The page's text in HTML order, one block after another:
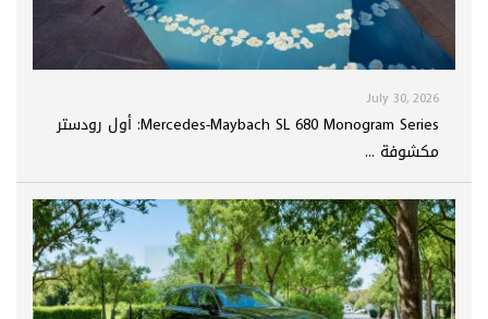
July 30, 2026
Mercedes-Maybach SL 680 Monogram Series: أول رودستر
مكشوفة ...